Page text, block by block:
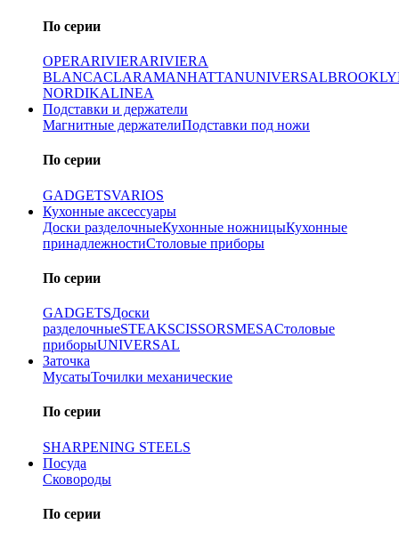
По серии
OPERARIVIERARIVIERA
BLANCACLARAMANHATTANUNIVERSAL
NORDIKALINEA
Подставки и держатели
Магнитные держателиПодставки под ножи
По серии
GADGETSVARIOS
Кухонные аксессуары
Доски разделочныеКухонные ножницыКухонные
принадлежностиСтоловые приборы
По серии
GADGETSДоски
разделочныеSTEAKSCISSORSMESAСтоловые
приборыUNIVERSAL
Заточка
МусатыТочилки механические
По серии
SHARPENING STEELS
Посуда
Сковороды
По серии